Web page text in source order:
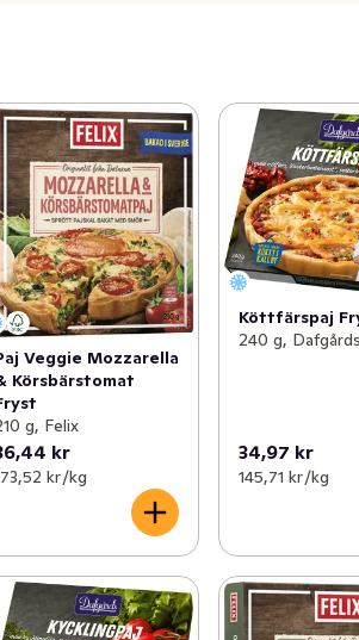
Veggie Mozzarella
Körsbärstomat
g, Felix
kr
kr /kg
Köttfärspaj
240 g, Dafgårds
34,97 kr
145,71 kr /kg